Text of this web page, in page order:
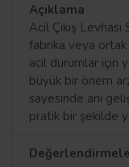
Açıklama
Acil Çıkış
fabrika veya ortak
acil durumlar için
büyük bir önem
sayesinde ani
pratik bir şekilde